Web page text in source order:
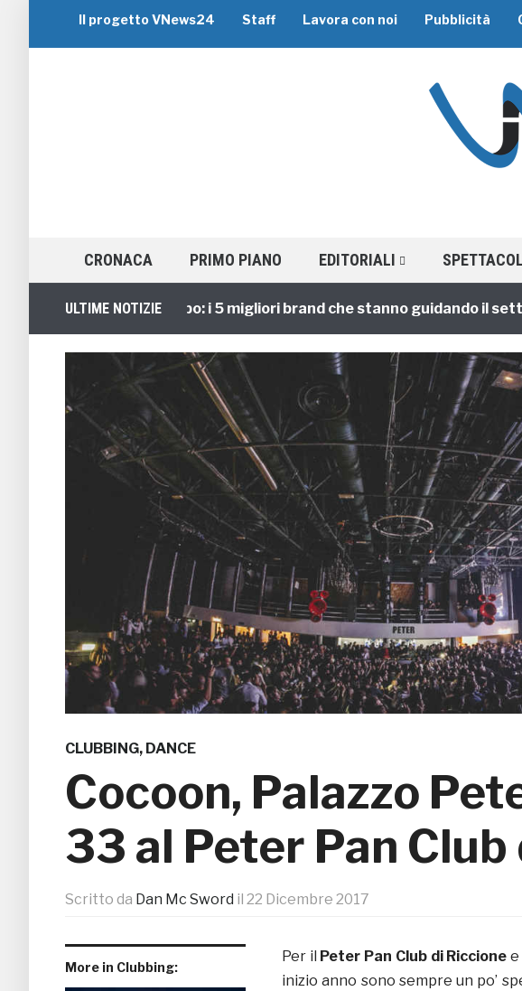
Il progetto VNews24 Staff Lavora con noi Pubblicità
CRONACA PRIMO PIANO EDITORIALI
ULTIME NOTIZIE
Viaggi di Gruppo: i 5 migliori brand che stanno guidando il settore
CLUBBING, DANCE
Cocoon, Palazzo
33 al Peter Pan
Scritto da Dan Mc Sword il 22 Dicembre 2017
More in Clubbing:
Per il Peter Pan Club di Riccionee
inizio anno sono sempre un po’